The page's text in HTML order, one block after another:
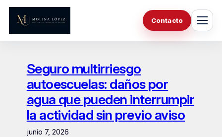
Saltar
contenido
Contacto
Seguro multirriesgo
autoescuelas: daños por
agua que pueden interrumpir
la actividad sin previo aviso
junio 7, 2026